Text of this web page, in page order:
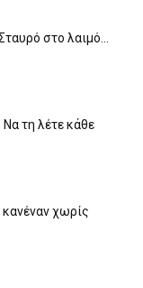
στο λαιμό…
τη λέτε κάθε
χωρίς